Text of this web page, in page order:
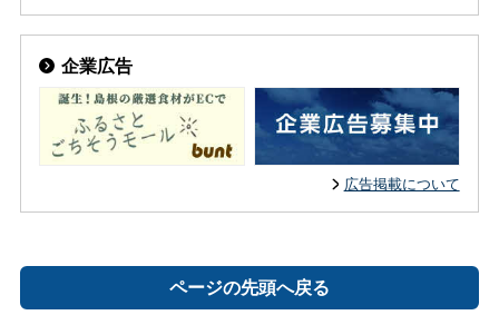
企業広告
広告掲載について
ページの先頭へ戻る